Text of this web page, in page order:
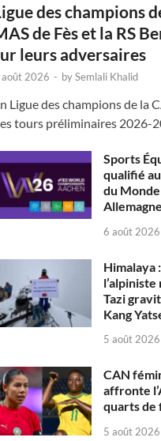
des champions
de Fès et la RS
leurs adversaires
2026 - bySemlali Khalid
Ligue des champions de la
tours préliminaires 2026-
Sports
qualifié
du
Allemagne
6 août 2026
Himalaya
Tazi
Kang
5 août 2026
CAN
affronte
quarts de
5 août 2026